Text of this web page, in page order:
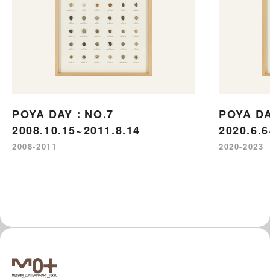
POYA DAY：NO.7
2008.10.15~2011.8.14
2008-2011
POYA
2020-2023